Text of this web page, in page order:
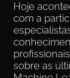
Hoje
com a
sobre as